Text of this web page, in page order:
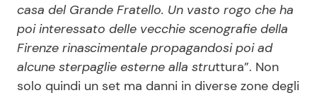
casa del Grande Fratello. Un vasto rogo che ha
poi interessato delle vecchie scenografie della
Firenze rinascimentale propagandosi poi ad
alcune sterpaglie esterne alla struttura”. Non
solo quindi un set ma danni in diverse zone degli